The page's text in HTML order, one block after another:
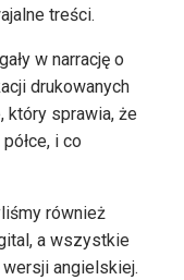
treści.
w narrację o
drukowanych
który sprawia, że
i co
również
a wszystkie
angielskiej.